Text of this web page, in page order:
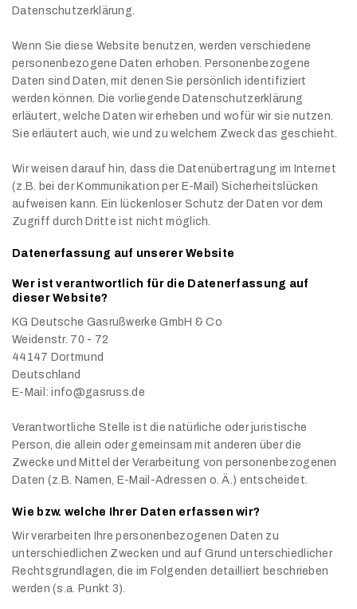
Datenschutzerklärung.
Wenn Sie diese Website benutzen, werden verschiedene
personenbezogene Daten erhoben. Personenbezogene
Daten sind Daten, mit denen Sie persönlich identifiziert
werden können. Die vorliegende Datenschutzerklärung
erläutert, welche Daten wir erheben und wofür wir sie nutzen.
Sie erläutert auch, wie und zu welchem Zweck das geschieht.
Wir weisen darauf hin, dass die Datenübertragung im Internet
(z.B. bei der Kommunikation per E-Mail) Sicherheitslücken
aufweisen kann. Ein lückenloser Schutz der Daten vor dem
Zugriff durch Dritte ist nicht möglich.
Datenerfassung auf unserer Website
Wer ist verantwortlich für die Datenerfassung auf
dieser Website?
KG Deutsche Gasrußwerke GmbH & Co
Weidenstr. 70 - 72
44147 Dortmund
Deutschland
E-Mail: info@gasruss.de
Verantwortliche Stelle ist die natürliche oder juristische
Person, die allein oder gemeinsam mit anderen über die
Zwecke und Mittel der Verarbeitung von personenbezogenen
Daten (z.B. Namen, E-Mail-Adressen o. Ä.) entscheidet.
Wie bzw. welche Ihrer Daten erfassen wir?
Wir verarbeiten Ihre personenbezogenen Daten zu
unterschiedlichen Zwecken und auf Grund unterschiedlicher
Rechtsgrundlagen, die im Folgenden detailliert beschrieben
werden (s.a. Punkt 3).